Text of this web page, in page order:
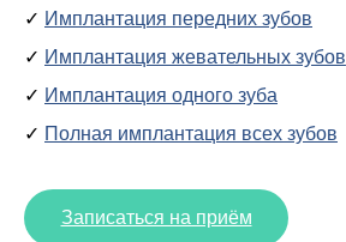
Имплантация передних зубов
Имплантация жевательных зубов
Имплантация одного зуба
Полная имплантация всех зубов
Записаться на приём